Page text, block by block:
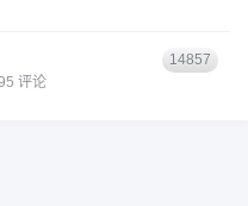
评论
14857